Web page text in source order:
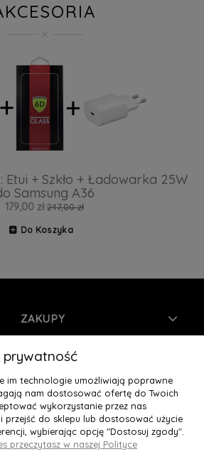
Etui + Szkło + Ładowarka 25W
Samsung A36
179,00 zł 247,00 zł
Do Koszyka
ZAKUPY
INFORMACJE
MOJE KONTO
O NAS
prywatność
im technologie umożliwiają poprawne
nam dostosować ofertę do Twoich
wykorzystanie przez nas
przejść do sklepu lub dostosować użycie
wybierając opcję "Dostosuj zgody".
przeczytasz w naszej Polityce